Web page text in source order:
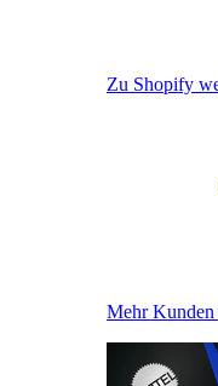
Zu Shopify
Mehr Kunden